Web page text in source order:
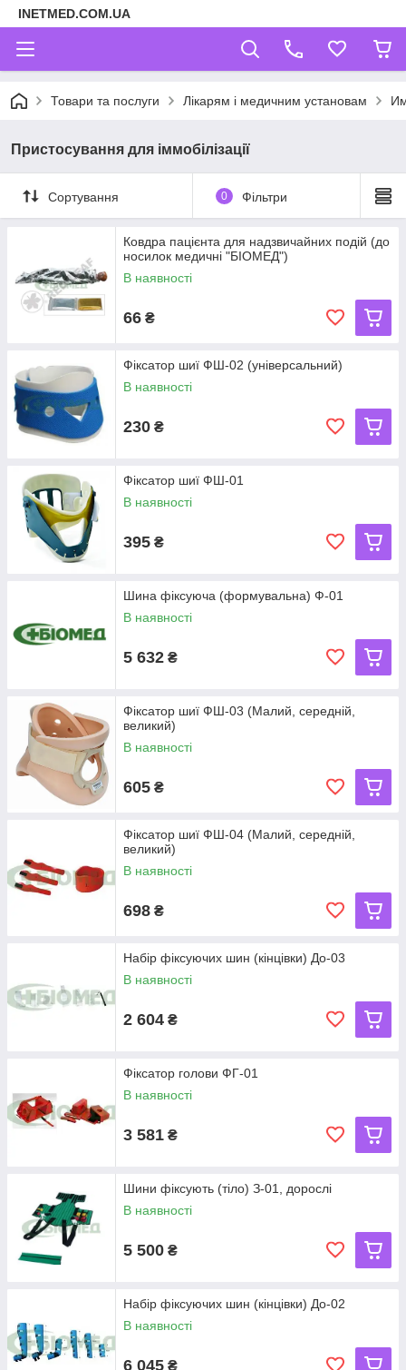
INETMED.COM.UA
Товари та послуги Лікарям і медичним установам
Пристосування для іммобілізації
Сортування 0 Фільтри
Ковдра пацієнта для надзвичайних подій (до
носилок медичні "БІОМЕД")
В наявності
66 ₴
Фіксатор шиї ФШ-02 (універсальний)
В наявності
230 ₴
Фіксатор шиї ФШ-01
В наявності
395 ₴
Шина фіксуюча (формувальна) Ф-01
В наявності
5 632 ₴
Фіксатор шиї ФШ-03 (Малий, середній,
великий)
В наявності
605 ₴
Фіксатор шиї ФШ-04 (Малий, середній,
великий)
В наявності
698 ₴
Набір фіксуючих шин (кінцівки) До-03
В наявності
2 604 ₴
Фіксатор голови ФГ-01
В наявності
3 581 ₴
Шини фіксують (тіло) З-01, дорослі
В наявності
5 500 ₴
Набір фіксуючих шин (кінцівки) До-02
В наявності
6 045 ₴